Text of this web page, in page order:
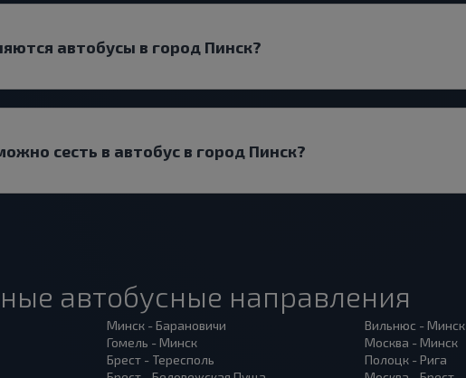
автобусы в город Пинск?
сесть в автобус в город Пинск?
автобусные направления
Минск - Барановичи
Гомель - Минск
Брест - Тересполь
Вильнюс - Минск
Москва - Минск
Полоцк - Рига